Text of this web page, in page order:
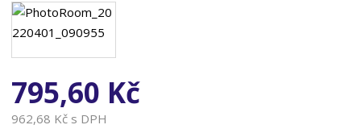
795,60 Kč
962,68 Kč s DPH